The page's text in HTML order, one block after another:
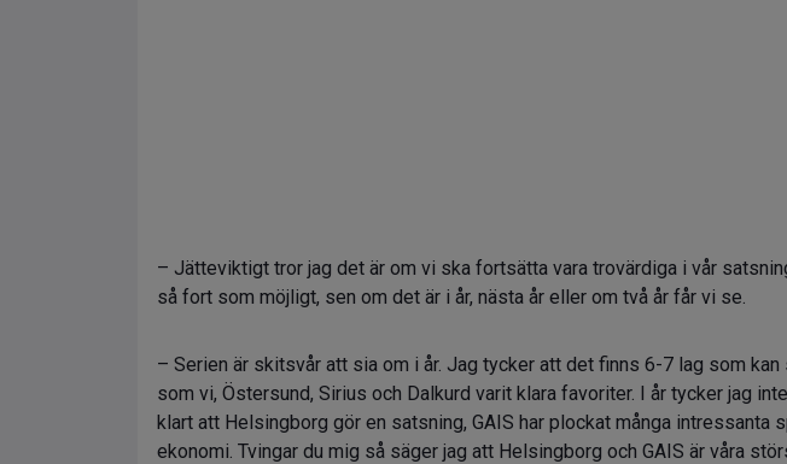
– Jätteviktigt tror jag det är om vi ska fortsätta vara trovärdiga i vår
så fort som möjligt, sen om det är i år, nästa år eller om två år får vi se.
– Serien är skitsvår att sia om i år. Jag tycker att det finns 6-7 lag som
som vi, Östersund, Sirius och Dalkurd varit klara favoriter. I år tycker jag
klart att Helsingborg gör en satsning, GAIS har plockat många intressanta
ekonomi. Tvingar du mig så säger jag att Helsingborg och GAIS är våra